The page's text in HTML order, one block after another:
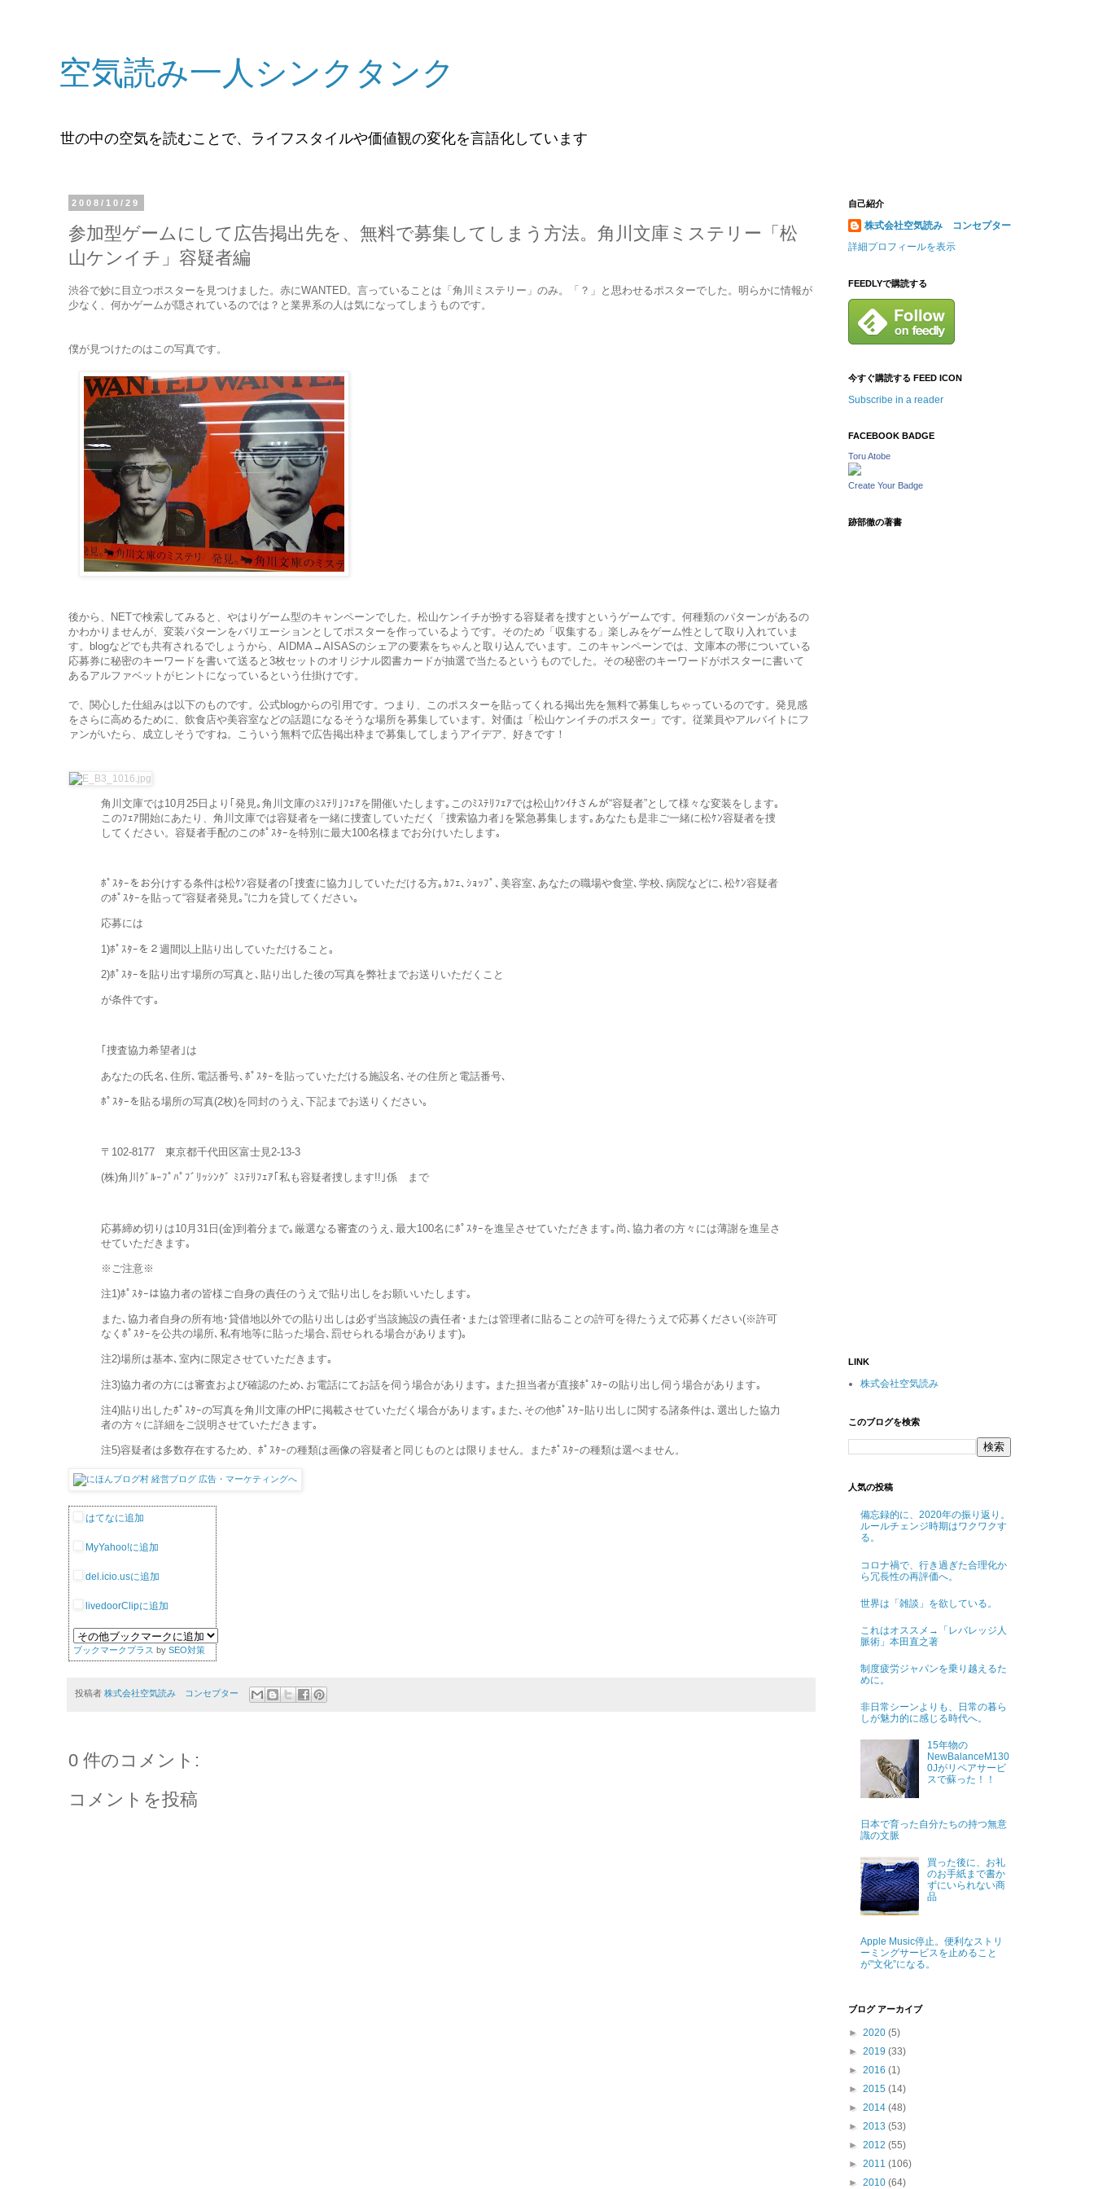
空気読み一人シンクタンク
世の中の空気を読むことで、ライフスタイルや価値観の変化を言語化しています
2008/10/29
参加型ゲームにして広告掲出先を、無料で募集してしまう方法。角川文庫ミステリー「松
山ケンイチ」容疑者編
渋谷で妙に目立つポスターを見つけました。赤にWANTED。言っていることは「角川ミステリー」のみ。「？」と思わせるポスターでした。明らかに情報が
少なく、何かゲームが隠されているのでは？と業界系の人は気になってしまうものです。
僕が見つけたのはこの写真です。
後から、NETで検索してみると、やはりゲーム型のキャンペーンでした。松山ケンイチが扮する容疑者を捜すというゲームです。何種類のパターンがあるの
かわかりませんが、変装パターンをバリエーションとしてポスターを作っているようです。そのため「収集する」楽しみをゲーム性として取り入れていま
す。blogなどでも共有されるでしょうから、AIDMA→AISASのシェアの要素をちゃんと取り込んでいます。このキャンペーンでは、文庫本の帯についている
応募券に秘密のキーワードを書いて送ると3枚セットのオリジナル図書カードが抽選で当たるというものでした。その秘密のキーワードがポスターに書いて
あるアルファベットがヒントになっているという仕掛けです。
で、関心した仕組みは以下のものです。公式blogからの引用です。つまり、このポスターを貼ってくれる掲出先を無料で募集しちゃっているのです。発見感
をさらに高めるために、飲食店や美容室などの話題になるそうな場所を募集しています。対価は「松山ケンイチのポスター」です。従業員やアルバイトにフ
ァンがいたら、成立しそうですね。こういう無料で広告掲出枠まで募集してしまうアイデア、好きです！
角川文庫では10月25日より｢発見｡角川文庫のﾐｽﾃﾘ｣ﾌｪｱを開催いたします｡このﾐｽﾃﾘﾌｪｱでは松山ｹﾝｲﾁさんが“容疑者”として様々な変装をします｡
このﾌｪｱ開始にあたり、角川文庫では容疑者を一緒に捜査していただく「捜索協力者｣を緊急募集します｡あなたも是非ご一緒に松ｹﾝ容疑者を捜
してください。容疑者手配のこのﾎﾟｽﾀｰを特別に最大100名様 までお分けいたします｡
ﾎﾟｽﾀｰをお分けする条件は松ｹﾝ容疑者の｢捜査に協力｣していただける方｡ｶﾌｪ､ｼｮｯﾌﾟ､美容室､あなたの職場や食堂､学校､病院などに､松ｹﾝ容疑者
のﾎﾟｽﾀｰを貼って“容疑者発見｡”に力を貸してください｡
応募には
1)ﾎﾟｽﾀｰを２週間以上貼り出していただけること｡
2)ﾎﾟｽﾀｰを貼り出す場所の写真と､貼り出した後の写真を弊社までお送りいただくこと
が条件です｡
｢捜査協力希望者｣は
あなたの氏名､住所､電話番号､ﾎﾟｽﾀｰを貼っていただける施設名､その住所と電話番号､
ﾎﾟｽﾀｰを貼る場所の写真(2枚)を同封のうえ､下記までお送りください｡
〒102-8177 東京都千代田区富士見2-13-3
(株)角川ｸﾞﾙｰﾌﾟﾊﾟﾌﾞﾘｯｼﾝｸﾞ ﾐｽﾃﾘﾌｪｱ｢私も容疑者捜します!!｣係 まで
応募締め切りは10月31日(金)到着分まで｡厳選なる審査のうえ､最大100名にﾎﾟｽﾀｰを進呈させていただきます｡尚､協力者の方々には薄謝を進呈さ
せていただきます｡
※ご注意※
注1)ﾎﾟｽﾀｰは協力者の皆様ご自身の責任のうえで貼り出しをお願いいたします｡
また､協力者自身の所有地･貸借地以外での貼り出しは必ず当該施設の責任者･または管理者に貼ることの許可を得たうえで応募ください(※許可
なくﾎﾟｽﾀｰを公共の場所､私有地等に貼った場合､罰せられる場合があります)｡
注2)場所は基本､室内に限定させていただきます｡
注3)協力者の方には審査および確認のため､お電話にてお話を伺う場合があります｡ また担当者が直接ﾎﾟｽﾀｰの貼り出し伺う場合があります｡
注4)貼り出したﾎﾟｽﾀｰの写真を角川文庫のHPに掲載させていただく場合があります｡また､その他ﾎﾟｽﾀｰ貼り出しに関する諸条件は､選出した協力
者の方々に詳細をご説明させていただきます｡
注5)容疑者は多数存在するため、ﾎﾟｽﾀｰの種類は画像の容疑者と同じものとは限りません。またﾎﾟｽﾀｰの種類は選べません。
はてなに追加
MyYahoo!に追加
del.icio.usに追加
livedoorClipに追加
ブックマークプラス by SEO対策
投稿者 株式会社空気読み コンセプター
0 件のコメント:
コメントを投稿
自己紹介
株式会社空気読み コンセプター
詳細プロフィールを表示
FEEDLYで購読する
今すぐ購読する FEED ICON
Subscribe in a reader
FACEBOOK BADGE
Toru Atobe
Create Your Badge
跡部徹の著書
LINK
株式会社空気読み
このブログを検索
人気の投稿
備忘録的に、2020年の振り返り。
ルールチェンジ時期はワクワクす
る。
コロナ禍で、行き過ぎた合理化か
ら冗長性の再評価へ。
世界は「雑談」を欲している。
これはオススメ→「レバレッジ人
脈術」本田直之著
制度疲労ジャパンを乗り越えるた
めに。
非日常シーンよりも、日常の暮ら
しが魅力的に感じる時代へ。
15年物の
NewBalanceM130
0Jがリペアサービ
スで蘇った！！
日本で育った自分たちの持つ無意
識の文脈
買った後に、お礼
のお手紙まで書か
ずにいられない商
品
Apple Music停止。便利なストリ
ーミングサービスを止めること
が"文化”になる。
ブログ アーカイブ
► 2020 (5)
► 2019 (33)
► 2016 (1)
► 2015 (14)
► 2014 (48)
► 2013 (53)
► 2012 (55)
► 2011 (106)
► 2010 (64)